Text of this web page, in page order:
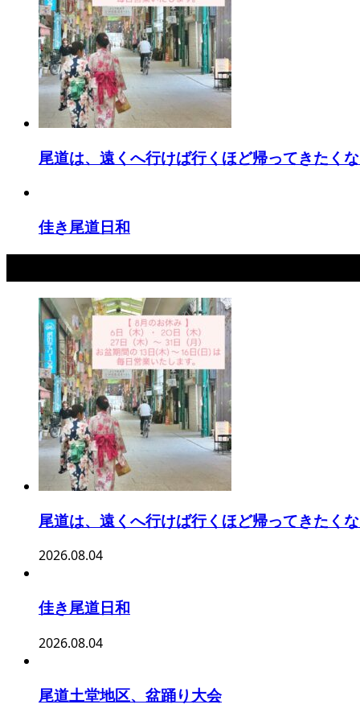
尾道は、遠くへ行けば行くほど帰ってきたく
佳き尾道日和
尾道は、遠くへ行けば行くほど帰ってきたく
2026.08.04
佳き尾道日和
2026.08.04
尾道土堂地区、盆踊り大会